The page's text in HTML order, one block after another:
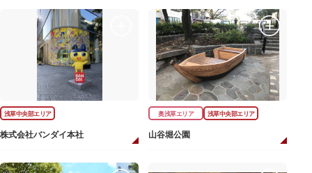
浅草中央部エリア
株式会社バンダイ本社
奥浅草エリア 浅草中央部エリア
山谷堀公園